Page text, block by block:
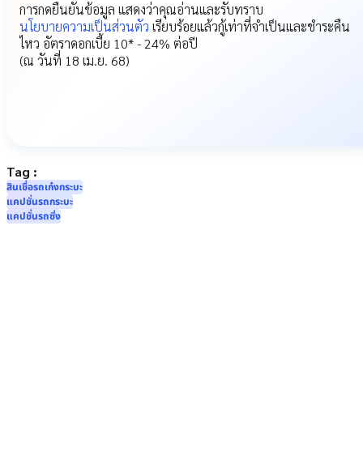
การกดยืนยันข้อมูล แสดงว่าคุณอ่านและรับทราบ
นโยบายความเป็นส่วนตัว เรียบร้อยแล้วกู้เท่าที่จำเป็นและชำระคืน
ไหว อัตราดอกเบี้ย 10* - 24% ต่อปี
(ณ วันที่ 18 เม.ย. 68)
Tag :
สินเชื่อรถเก๋งกระบะ
แคปชั่นรถกระบะ
แคปชั่นรถซิ่ง